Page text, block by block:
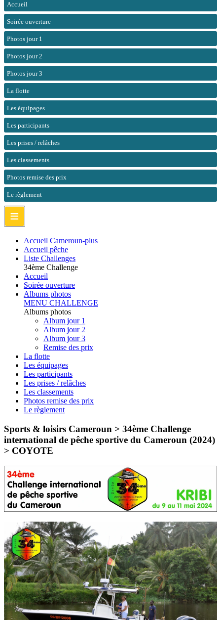
Accueil
Soirée ouverture
Photos jour 1
Photos jour 2
Photos jour 3
La flotte
Les équipages
Les participants
Les prises / relâches
Les classements
Photos remise des prix
Le règlement
≡
Accueil Cameroun-plus
Accueil pêche
Liste Challenges
34ème Challenge
Accueil
Soirée ouverture
Albums photos
MENU CHALLENGE
Albums photos
Album jour 1
Album jour 2
Album jour 3
Remise des prix
La flotte
Les équipages
Les participants
Les prises / relâches
Les classements
Photos remise des prix
Le règlement
Sports & loisirs Cameroun > 34ème Challenge
international de pêche sportive du Cameroun (2024)
> COYOTE